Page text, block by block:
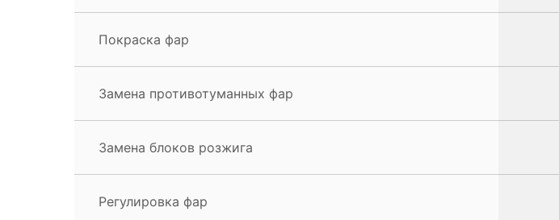
Покраска фар
Замена противотуманных фар
Замена блоков розжига
Регулировка фар